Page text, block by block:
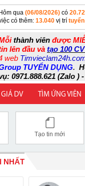
Hôm qua (06/08/2026) có
có thêm: 13.040 vị trí
thành viên được
lên đầu và tạo 100
web
TUYỂN DỤNG.
0971.888.621 (Zalo )
GIÁ DV TÌM ỨNG VIÊN
Tạo tin mới
NHẤT